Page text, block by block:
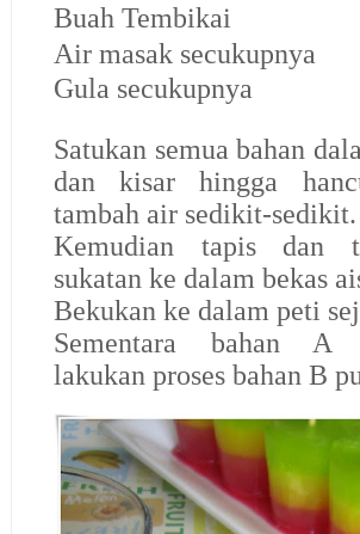
Buah Tembikai
Air masak secukupnya
Gula secukupnya
Satukan semua bahan
dan kisar hingga
tambah air sedikit-sedikit.
Kemudian tapis dan
sukatan ke dalam bekas
Bekukan ke dalam peti
Sementara bahan A
lakukan proses bahan B